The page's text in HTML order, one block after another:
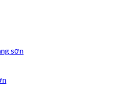
sơn